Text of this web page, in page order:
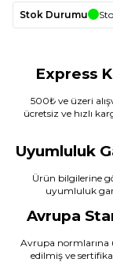
Stok Durumu
Express
500₺ ve üzeri
ücretsiz ve hızlı
Uyumluluk
Ürün bilgilerine
uyumluluk
Avrupa
Avrupa normlarına
edilmiş ve